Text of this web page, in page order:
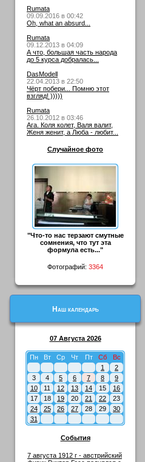
Rumata
09.09.2016 в 00:42
Oh, what an absurd...
Rumata
09.12.2013 в 04:09
А что, большая часть народа
до 5 курса добралась...
DasModell
22.04.2013 в 22:50
Чёрт побери... Помню этот
взгляд! )))))
Rumata
26.10.2012 в 03:46
Ага. Коля колет, Валя валит,
Женя женит, а Люба - любит...
Случайное фото
"Что-то нас терзают смутные
сомнения, что тут эта
формула есть..."
Фотографий: 3364
Наш календарь
07 Августа 2026
Пн Вт Ср Чт Пт Сб
Вс
1
2
3
4 5 6 7 8
9
10
11 12 13 14 15
16
17
18 19 20 21 22
23
24
25 26 27 28 29
30
31
События
7 августа 1912 г - австрийский